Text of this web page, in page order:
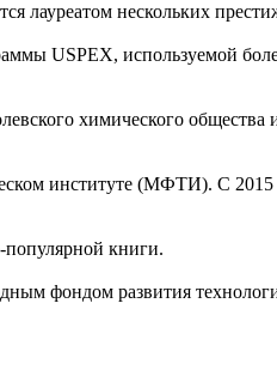
лауреатом нескольких
USPEX, используемой
химического общества
институте (МФТИ). С 2015
популярной книги.
фондом развития